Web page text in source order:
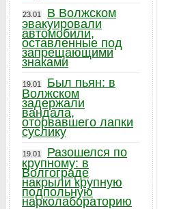
23.01
В Волжском
эвакуировали
автомобили,
оставленные под
запрещающими
знаками
19.01
Был пьян: в
Волжском
задержали
вандала,
оторвавшего лапки
суслику
19.01
Разошелся по
крупному: в
Волгограде
накрыли крупную
подпольную
нарколабораторию